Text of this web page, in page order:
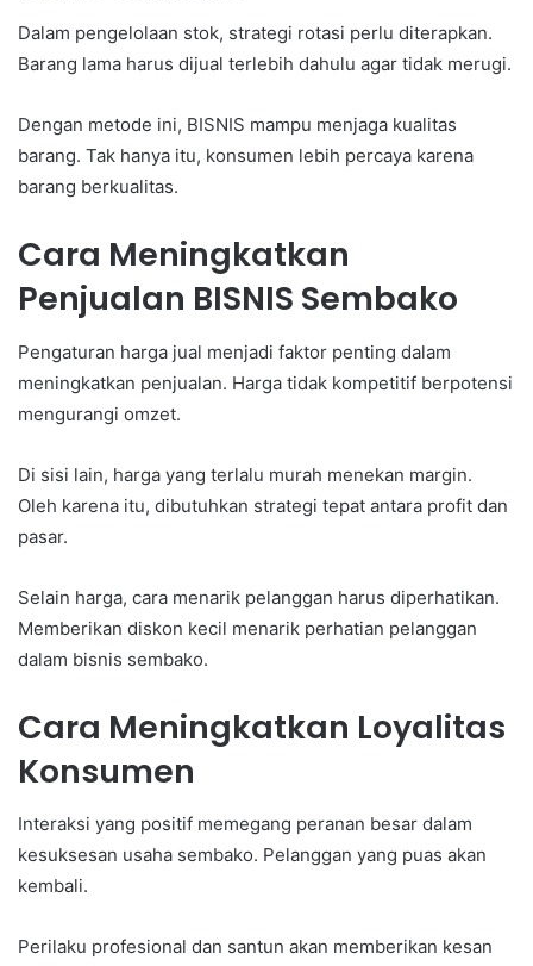
Dalam pengelolaan stok, strategi rotasi perlu diterapkan.
Barang lama harus dijual terlebih dahulu agar tidak merugi.
Dengan metode ini, BISNIS mampu menjaga kualitas
barang. Tak hanya itu, konsumen lebih percaya karena
barang berkualitas.
Cara Meningkatkan
Penjualan BISNIS Sembako
Pengaturan harga jual menjadi faktor penting dalam
meningkatkan penjualan. Harga tidak kompetitif berpotensi
mengurangi omzet.
Di sisi lain, harga yang terlalu murah menekan margin.
Oleh karena itu, dibutuhkan strategi tepat antara profit dan
pasar.
Selain harga, cara menarik pelanggan harus diperhatikan.
Memberikan diskon kecil menarik perhatian pelanggan
dalam bisnis sembako.
Cara Meningkatkan Loyalitas
Konsumen
Interaksi yang positif memegang peranan besar dalam
kesuksesan usaha sembako. Pelanggan yang puas akan
kembali.
Perilaku profesional dan santun akan memberikan kesan